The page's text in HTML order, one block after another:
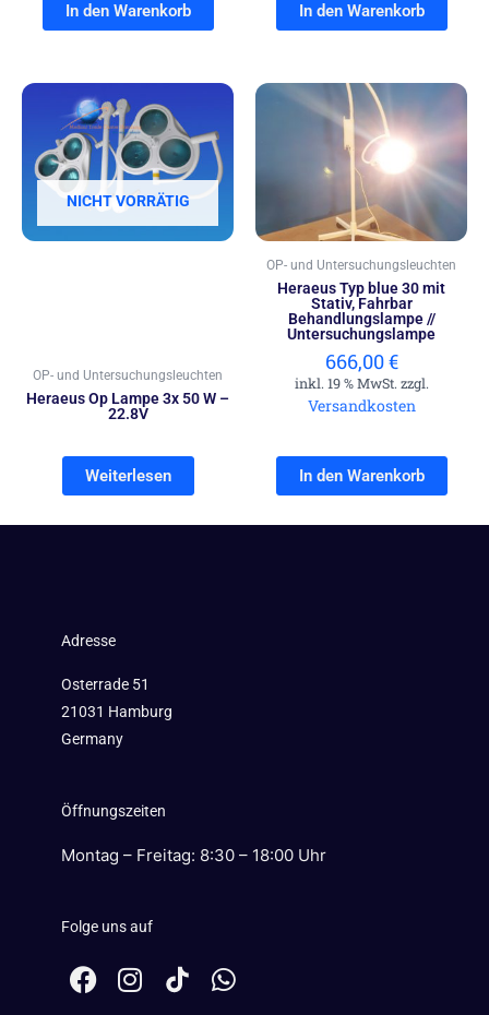
In den Warenkorb In den Warenkorb
NICHT VORRÄTIG
OP- und Untersuchungsleuchten
Heraeus Op Lampe 3x 50 W –
22.8V
Weiterlesen
OP- und Untersuchungsleuchten
Heraeus Typ blue 30 mit
Stativ, Fahrbar
Behandlungslampe //
Untersuchungslampe
666,00€
inkl. 19 % MwSt. zzgl.
Versandkosten
In den Warenkorb
Adresse
Osterrade 51
21031 Hamburg
Germany
Öffnungszeiten
Montag – Freitag: 8:30 – 18:00 Uhr
Folge uns auf
F
a
I
n
W
h